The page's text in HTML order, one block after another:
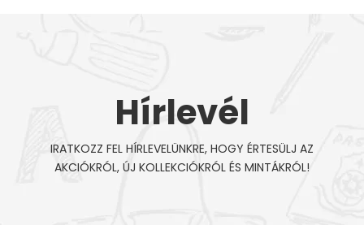
Hírlevél
IRATKOZZ FEL HÍRLEVELÜNKRE, HOGY ÉRTESÜLJ AZ
AKCIÓKRÓL, ÚJ KOLLEKCIÓKRÓL ÉS MINTÁKRÓL!